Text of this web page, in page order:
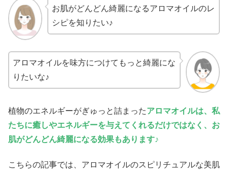
お肌がどんどん綺麗になるアロマオイルのレ
シピを知りたい♪
アロマオイルを味方につけてもっと綺麗にな
りたいな♪
植物のエネルギーがぎゅっと詰まったアロマオイルは、私
たちに癒しやエネルギーを与えてくれるだけではなく、お
肌がどんどん綺麗になる効果もあります♪
こちらの記事では、アロマオイルのスピリチュアルな美肌